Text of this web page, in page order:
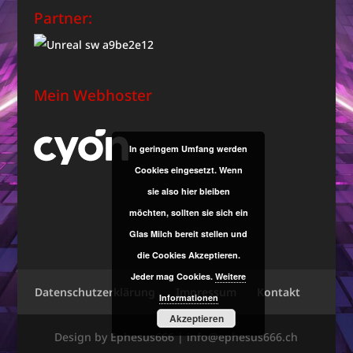
Partner:
Mein Webhoster
Datenschutzerklärung Impressum Kontakt
Design by Ephesus666 | info@ephesus666.ch
In geringem Umfang werden
Cookies eingesetzt. Wenn
sie also hier bleiben
möchten, sollten sie sich ein
Glas Milch bereit stellen und
die Cookies Akzeptieren.
Jeder mag Cookies. Weitere
Informationen
Akzeptieren